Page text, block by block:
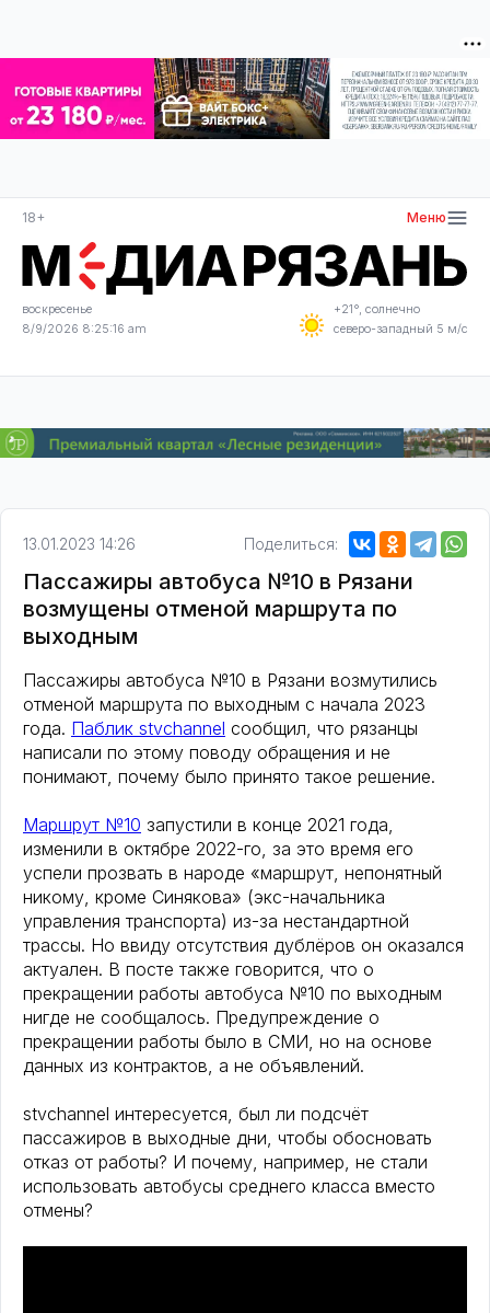
18+ Меню
воскресенье
8/9/2026 8:25:16 am
+21°, солнечно
северо-западный 5 м/с
13.01.2023 14:26 Поделиться:
Пассажиры автобуса №10 в Рязани
возмущены отменой маршрута по
выходным
Пассажиры автобуса №10 в Рязани возмутились
отменой маршрута по выходным с начала 2023
года. Паблик stvchannel сообщил, что рязанцы
написали по этому поводу обращения и не
понимают, почему было принято такое решение.
Маршрут №10 запустили в конце 2021 года,
изменили в октябре 2022-го, за это время его
успели прозвать в народе «маршрут, непонятный
никому, кроме Синякова» (экс-начальника
управления транспорта) из-за нестандартной
трассы. Но ввиду отсутствия дублёров он оказался
актуален. В посте также говорится, что о
прекращении работы автобуса №10 по выходным
нигде не сообщалось. Предупреждение о
прекращении работы было в СМИ, но на основе
данных из контрактов, а не объявлений.
stvchannel интересуется, был ли подсчёт
пассажиров в выходные дни, чтобы обосновать
отказ от работы? И почему, например, не стали
использовать автобусы среднего класса вместо
отмены?